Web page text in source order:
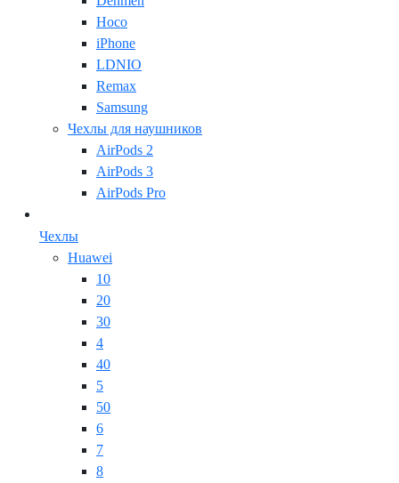
Hoco
iPhone
LDNIO
Remax
Samsung
Чехлы для наушников
AirPods 2
AirPods 3
AirPods Pro
Чехлы
Huawei
10
20
30
4
40
5
50
6
7
8